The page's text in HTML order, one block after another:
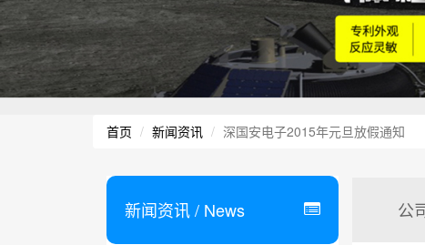
首页 新闻资讯 深国安电子2015年元旦放假通知
新闻资讯/ News 公